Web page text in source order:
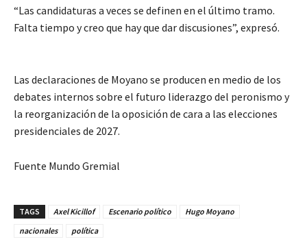
“Las candidaturas a veces se definen en el último tramo.
Falta tiempo y creo que hay que dar discusiones”, expresó.
Las declaraciones de Moyano se producen en medio de los
debates internos sobre el futuro liderazgo del peronismo y
la reorganización de la oposición de cara a las elecciones
presidenciales de 2027.
Fuente Mundo Gremial
TAGS Axel Kicillof Escenario político
Hugo Moyano
nacionales
política